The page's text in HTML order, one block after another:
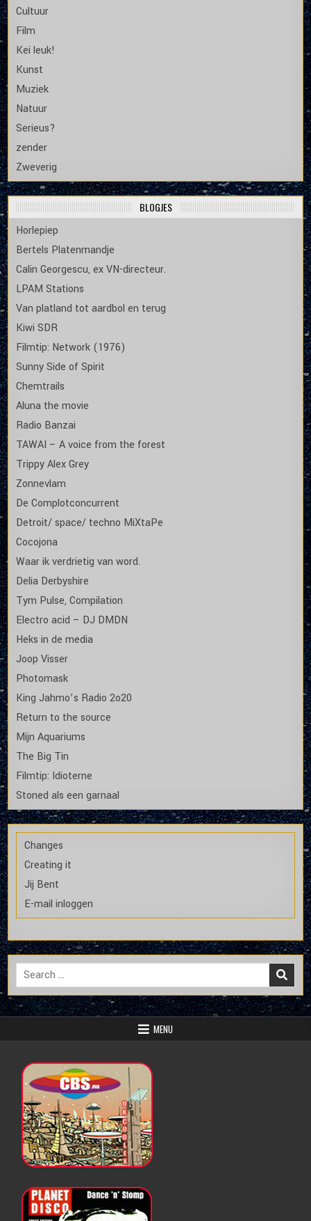
Cultuur
Film
Kei leuk!
Kunst
Muziek
Natuur
Serieus?
zender
Zweverig
BLOGJES
Horlepiep
Bertels Platenmandje
Calin Georgescu, ex VN-directeur.
LPAM Stations
Van platland tot aardbol en terug
Kiwi SDR
Filmtip: Network (1976)
Sunny Side of Spirit
Chemtrails
Aluna the movie
Radio Banzai
TAWAI – A voice from the forest
Trippy Alex Grey
Zonnevlam
De Complotconcurrent
Detroit/ space/ techno MiXtaPe
Cocojona
Waar ik verdrietig van word.
Delia Derbyshire
Tym Pulse, Compilation
Electro acid – DJ DMDN
Heks in de media
Joop Visser
Photomask
King Jahmo’s Radio 2o20
Return to the source
Mijn Aquariums
The Big Tin
Filmtip: Idioterne
Stoned als een garnaal
Changes
Creating it
Jij Bent
E-mail inloggen
Search
for:
MENU